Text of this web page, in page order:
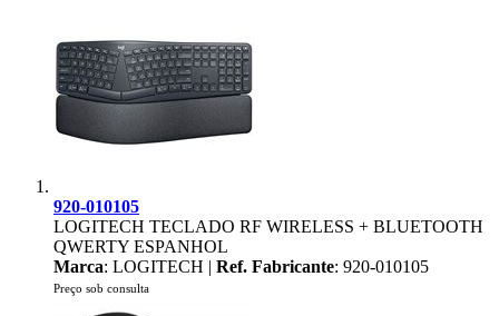
920-010105
LOGITECH TECLADO RF WIRELESS + BLUETOOTH
QWERTY ESPANHOL
Marca: LOGITECH | Ref. Fabricante: 920-010105
Preço sob consulta